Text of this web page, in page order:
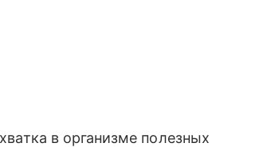
в организме полезных